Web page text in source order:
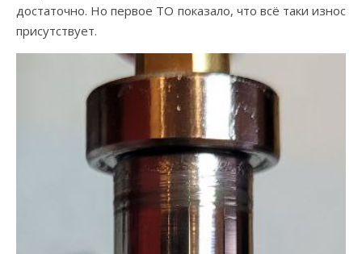
достаточно. Но первое ТО показало, что всё таки износ
присутствует.